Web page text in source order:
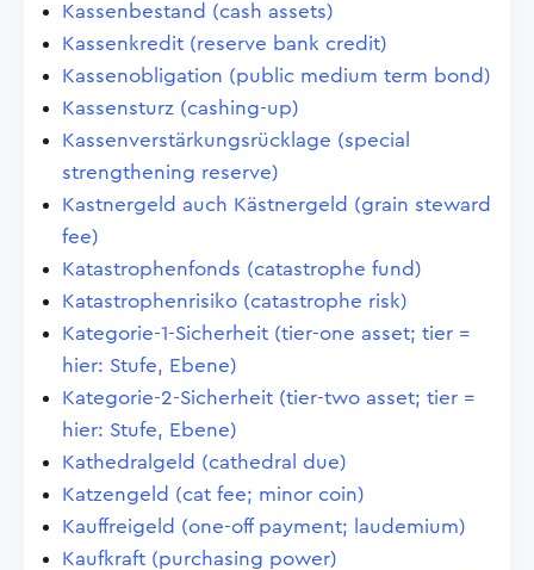
Kassenbestand (cash assets)
Kassenkredit (reserve bank credit)
Kassenobligation (public medium term bond)
Kassensturz (cashing-up)
Kassenverstärkungsrücklage (special
strengthening reserve)
Kastnergeld auch Kästnergeld (grain steward
fee)
Katastrophenfonds (catastrophe fund)
Katastrophenrisiko (catastrophe risk)
Kategorie-1-Sicherheit (tier-one asset; tier =
hier: Stufe, Ebene)
Kategorie-2-Sicherheit (tier-two asset; tier =
hier: Stufe, Ebene)
Kathedralgeld (cathedral due)
Katzengeld (cat fee; minor coin)
Kauffreigeld (one-off payment; laudemium)
Kaufkraft (purchasing power)